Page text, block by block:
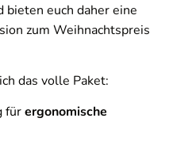
bieten euch daher eine
zum Weihnachtspreis
das volle Paket:
fürergonomische